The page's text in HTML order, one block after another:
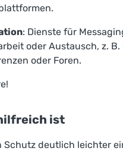
: Dienste für
oder Austausch, z. B.
oder Foren.
ist
Schutz deutlich leichter